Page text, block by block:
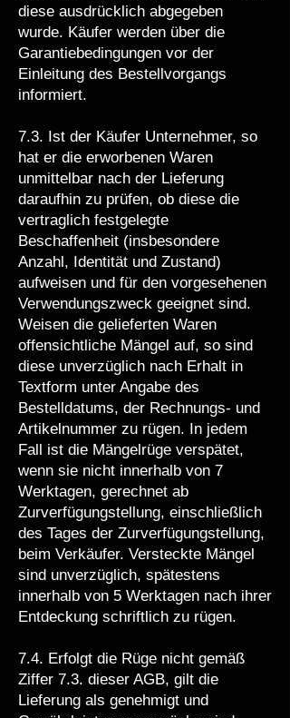
diese ausdrücklich abgegeben
wurde. Käufer werden über die
Garantiebedingungen vor der
Einleitung des Bestellvorgangs
informiert.
7.3. Ist der Käufer Unternehmer, so
hat er die erworbenen Waren
unmittelbar nach der Lieferung
daraufhin zu prüfen, ob diese die
vertraglich festgelegte
Beschaffenheit (insbesondere
Anzahl, Identität und Zustand)
aufweisen und für den vorgesehenen
Verwendungszweck geeignet sind.
Weisen die gelieferten Waren
offensichtliche Mängel auf, so sind
diese unverzüglich nach Erhalt in
Textform unter Angabe des
Bestelldatums, der Rechnungs- und
Artikelnummer zu rügen. In jedem
Fall ist die Mängelrüge verspätet,
wenn sie nicht innerhalb von 7
Werktagen, gerechnet ab
Zurverfügungstellung, einschließlich
des Tages der Zurverfügungstellung,
beim Verkäufer. Versteckte Mängel
sind unverzüglich, spätestens
innerhalb von 5 Werktagen nach ihrer
Entdeckung schriftlich zu rügen.
7.4. Erfolgt die Rüge nicht gemäß
Ziffer 7.3. dieser AGB, gilt die
Lieferung als genehmigt und